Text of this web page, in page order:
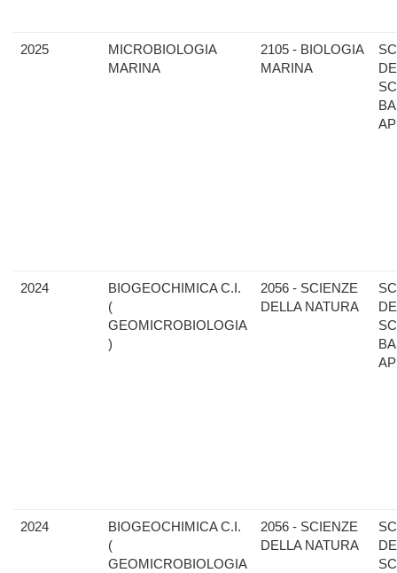
2025
MICROBIOLOGIA
MARINA
2105 - BIOLOGIA
MARINA
2024
BIOGEOCHIMICA C.I.
(
GEOMICROBIOLOGIA
)
2056 - SCIENZE
DELLA NATURA
2024
BIOGEOCHIMICA C.I.
(
GEOMICROBIOLOGIA
2056 - SCIENZE
DELLA NATURA